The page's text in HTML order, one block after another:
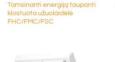
Tamsinanti energiją taupanti
klostuota užuolaidėlė
FHC/FMC/FSC